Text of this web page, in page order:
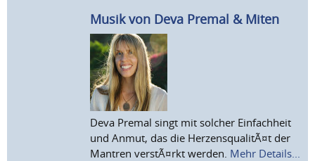
Musik von Deva Premal & Miten
Deva Premal singt mit solcher Einfachheit
und Anmut, das die HerzensqualitÃ¤t der
Mantren verstÃ¤rkt werden. Mehr Details...